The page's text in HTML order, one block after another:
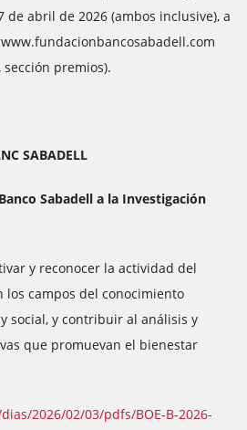
de abril de 2026 (ambos inclusive), a
premios).
SABADELL
Sabadell a la Investigación
y reconocer la actividad del
los campos del conocimiento
social, y contribuir al análisis y
que promuevan el bienestar
2026/02/03/pdfs/BOE-B-2026-